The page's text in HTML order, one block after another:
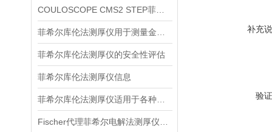
菲希尔库伦法测厚仪的安全性评估
菲希尔库伦法测厚仪信息
补充
验